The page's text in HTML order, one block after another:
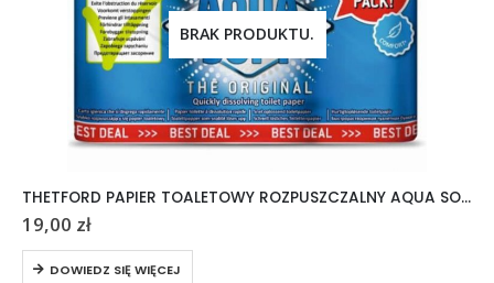
BRAK PRODUKTU.
THETFORD PAPIER TOALETOWY ROZPUSZCZALNY AQUA SOFT 6 ROLEK
19,00 zł
DOWIEDZ SIĘ WIĘCEJ